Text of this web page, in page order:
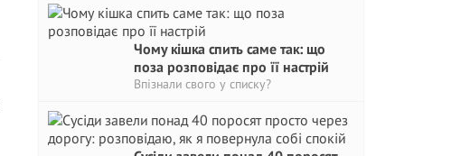
Чому кішка спить саме так: що
поза розповідає про її настрій
Впізнали свого у списку?